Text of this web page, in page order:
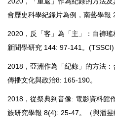
會歷史科學紀錄片為例，南藝學報
2020，反「客」為「主」：白褲瑤
新聞學研究 144: 97-141。(TSSCI)
2018，亞洲作為「紀錄」的方法：
傳播文化與政治8: 165-190。
2018，從祭典到音像: 電影資料館
族研究學報 8(4): 25-47。（與潘昱